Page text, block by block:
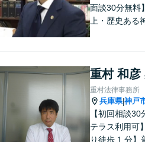
面談30分無料
上・歴史ある
たします【借
ご依頼者にと
い、適切な返
ます
重村 和彦
重村法律事務所
兵庫県|神戸
【初回相談
テラス利用可
り徒歩 1 分】